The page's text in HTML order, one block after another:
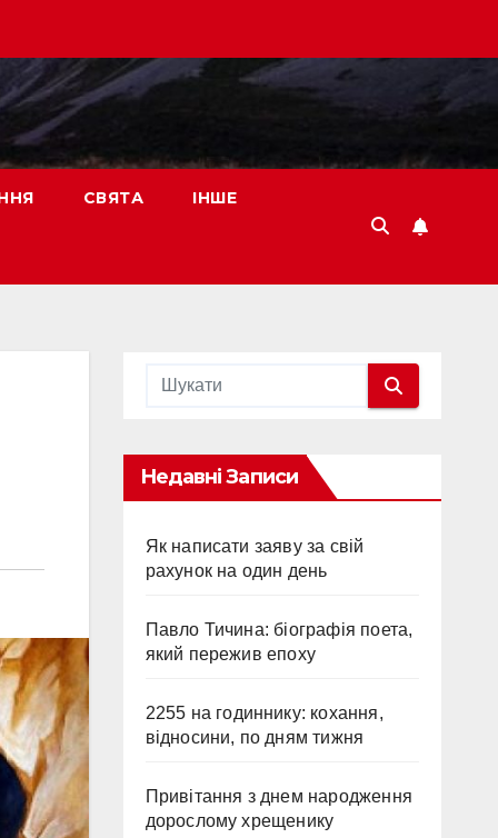
СВЯТА ІНШЕ
Недавні Записи
Як написати заяву за свій
рахунок на один день
Павло Тичина: біографія поета,
який пережив епоху
2255 на годиннику: кохання,
відносини, по дням тижня
Привітання з днем народження
дорослому хрещенику